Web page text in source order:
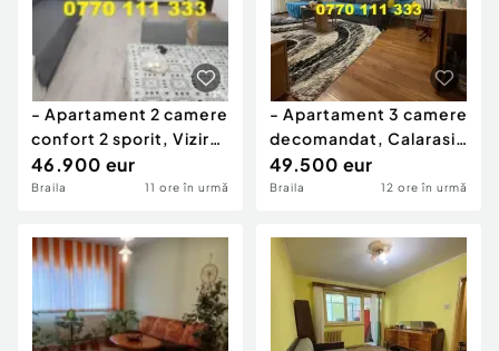
- Apartament 2 camere
confort 2 sporit, Viziru
1, parter.
46.900 eur
Braila 11 ore în urmă
- Apartament 3 camere
decomandat, Calarasi
4.
49.500 eur
Braila 12 ore în urmă